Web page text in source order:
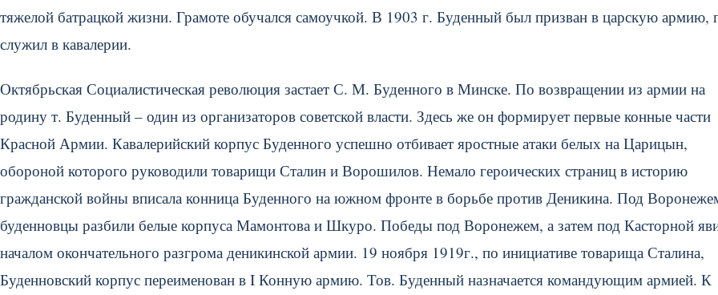
тяжелой батрацкой жизни. Грамоте обучался самоучкой. В 1903 г. Буденный был призван в царскую армию,
служил в кавалерии.
Октябрьская Социалистическая революция застает С. М. Буденного в Минске. По возвращении из армии на
родину т. Буденный – один из организаторов советской власти. Здесь же он формирует первые конные части
Красной Армии. Кавалерийский корпус Буденного успешно отбивает яростные атаки белых на Царицын,
обороной которого руководили товарищи Сталин и Ворошилов. Немало героических страниц в историю
гражданской войны вписала конница Буденного на южном фронте в борьбе против Деникина. Под
буденновцы разбили белые корпуса Мамонтова и Шкуро. Победы под Воронежем, а затем под Касторной
началом окончательного разгрома деникинской армии. 19 ноября 1919г., по инициативе товарища Сталина,
Буденновский корпус переименован в I Конную армию. Тов. Буденный назначается командующим армией. К